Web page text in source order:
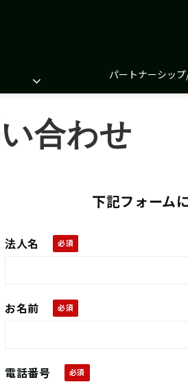
パートナーシッ
合わせ
下記フォーム
法人名
お名前
電話番号